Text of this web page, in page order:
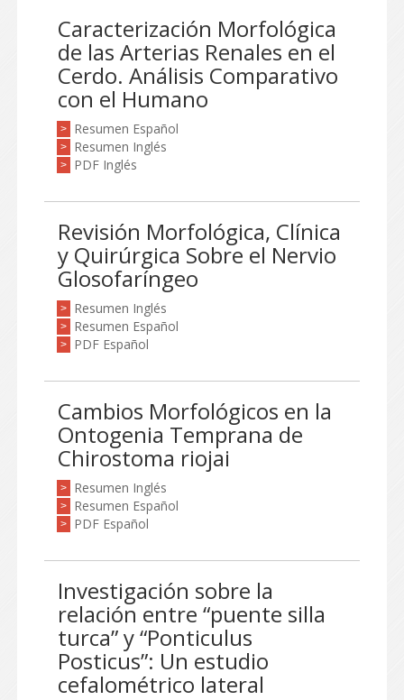
Caracterización Morfológica
de las Arterias Renales en el
Cerdo. Análisis Comparativo
con el Humano
> Resumen Español
> Resumen Inglés
> PDF Inglés
Revisión Morfológica, Clínica
y Quirúrgica Sobre el Nervio
Glosofaríngeo
> Resumen Inglés
> Resumen Español
> PDF Español
Cambios Morfológicos en la
Ontogenia Temprana de
Chirostoma riojai
> Resumen Inglés
> Resumen Español
> PDF Español
Investigación sobre la
relación entre “puente silla
turca” y “Ponticulus
Posticus”: Un estudio
cefalométrico lateral